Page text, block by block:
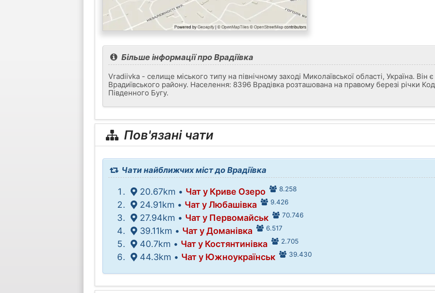
Більше інформації про Врадіївка
Vradiivka - селище міського типу на північному заході Миколаївської області, Україна. Він
Врадиївського району. Населення: 8396 Врадівка розташована на правому березі річки
Південного Бугу.
Пов'язані чати
Чати найближчих міст до Врадіївка
20.67km • Чат у Криве Озеро 8.258
24.91km • Чат у Любашівка 9.426
27.94km • Чат у Первомайськ 70.746
39.11km • Чат у Доманівка 6.517
40.7km • Чат у Костянтинівка 2.705
44.3km • Чат у Южноукраїнськ 39.430